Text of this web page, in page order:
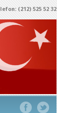
(212) 525 52 32